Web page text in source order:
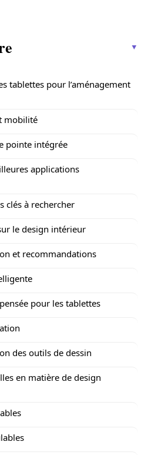
tablettes pour l’aménagement
mobilité
pointe intégrée
applications
clés à rechercher
le design intérieur
et recommandations
pour les tablettes
des outils de dessin
en matière de design